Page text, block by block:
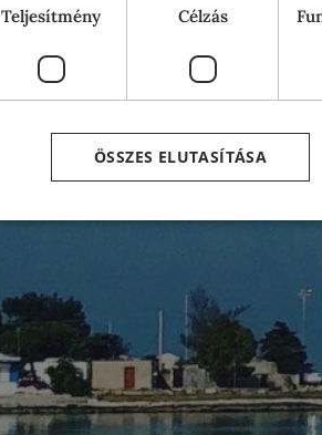
Teljesítmény Célzás
ÖSSZES ELUTASÍTÁSA